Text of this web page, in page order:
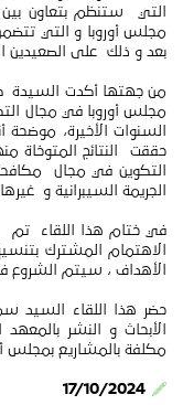
التي ستنظم بتعاون
مجلس أوروبا و التي
بعد و ذلك على الصعيدين
من جهتها أكدت السيدة
مجلس أوروبا في مجال
السنوات الأخيرة،
حققت النتائج
التكوين في مجال
الجريمة السيبرانية و
في ختام هذا اللقاء تم
الاهتمام المشترك
الأهداف ، سيتم الشروع
حضر هذا اللقاء السيد
الأبحاث و النشر
مكلفة بالمشاريع
17/10/2024